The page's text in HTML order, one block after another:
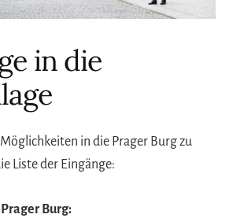
in die
in die Prager Burg zu
Liste der Eingänge:
Burg: